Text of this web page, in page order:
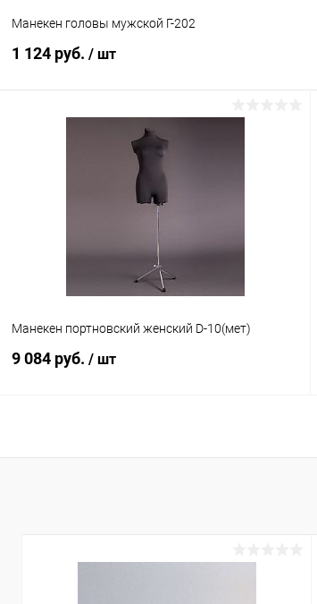
Манекен головы мужской Г-202
1 124 руб. / шт
В корзину
Манекен портновский женский D-10(мет)
9 084 руб. / шт